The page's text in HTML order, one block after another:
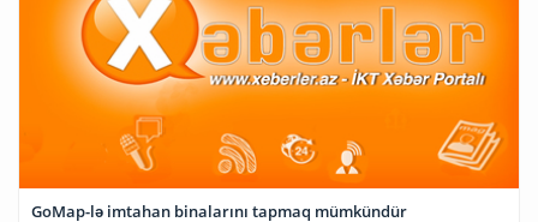
GoMap-lə imtahan binalarını tapmaq mümkündür